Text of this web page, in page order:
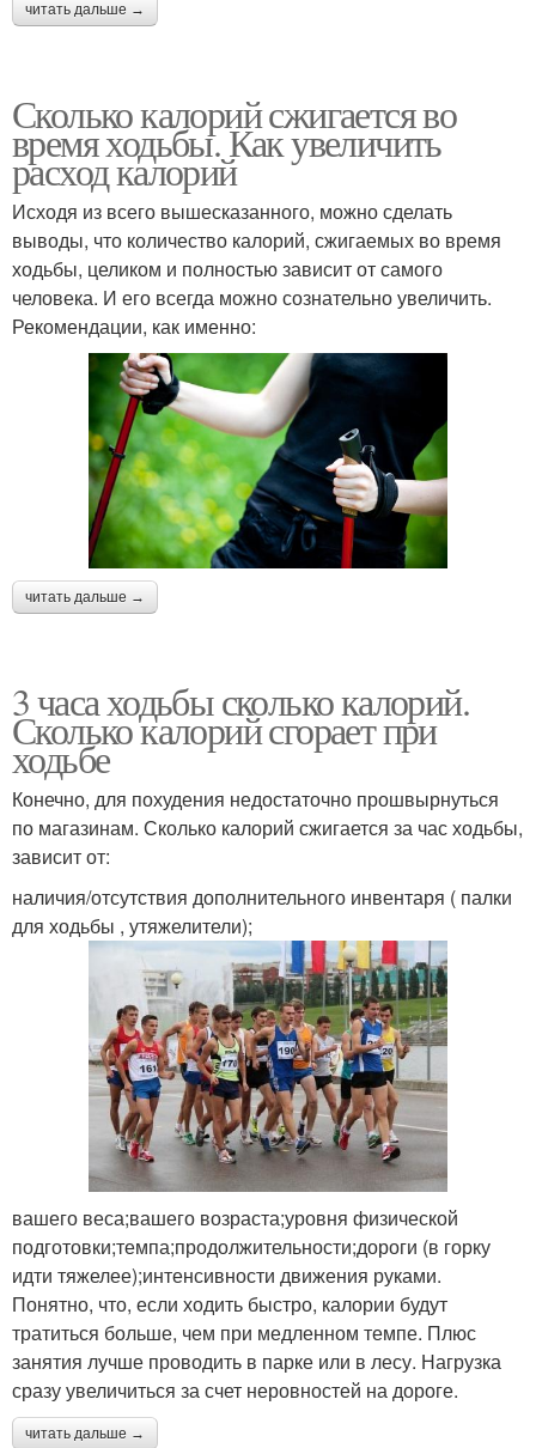
читать дальше →
Сколько калорий сжигается во
время ходьбы. Как увеличить
расход калорий
Исходя из всего вышесказанного, можно сделать
выводы, что количество калорий, сжигаемых во время
ходьбы, целиком и полностью зависит от самого
человека. И его всегда можно сознательно увеличить.
Рекомендации, как именно:
читать дальше →
3 часа ходьбы сколько калорий.
Сколько калорий сгорает при
ходьбе
Конечно, для похудения недостаточно прошвырнуться
по магазинам. Сколько калорий сжигается за час ходьбы,
зависит от:
наличия/отсутствия дополнительного инвентаря ( палки
для ходьбы , утяжелители);
вашего веса;вашего возраста;уровня физической
подготовки;темпа;продолжительности;дороги (в горку
идти тяжелее);интенсивности движения руками.
Понятно, что, если ходить быстро, калории будут
тратиться больше, чем при медленном темпе. Плюс
занятия лучше проводить в парке или в лесу. Нагрузка
сразу увеличиться за счет неровностей на дороге.
читать дальше →